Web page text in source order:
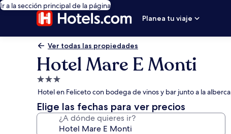
Ir a la sección principal de la página
Planea tu viaje
Ver todas las propiedades
Hotel Mare E Monti
Propiedad
de
3.0
estrellas
Hotel en Feliceto con bodega de vinos y bar junto a la alberca
Elige las fechas para ver precios
¿A dónde quieres ir?